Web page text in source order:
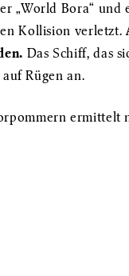
„World Bora“ und
Kollision verletzt.
Das Schiff, das
Rügen an.
ermittelt